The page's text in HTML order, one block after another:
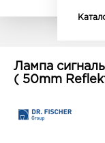
Лампа
( 50mm